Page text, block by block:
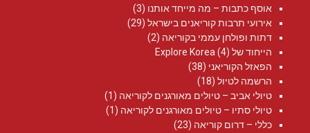
אוסף כתבות – מה מייחד אותנו (3)
אירועי תרבות קוריאנים בישראל (29)
דתות ופולחן עממי בקוריאה (2)
הייחוד של Explore Korea (4)
הפאזל הקוריאני (38)
הרשמה לטיול (18)
טיולי אביב – טיולים מאורגנים לקוריאה (1)
טיולי סתיו – טיולים מאורגנים לקוריאה (1)
כללי – דרום קוריאה (23)